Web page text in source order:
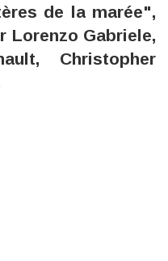
de la marée",
Lorenzo Gabriele,
Christopher